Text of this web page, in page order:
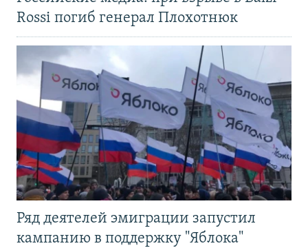
Rossi погиб генерал Плохотнюк
Ряд деятелей эмиграции запустил
кампанию в поддержку "Яблока"